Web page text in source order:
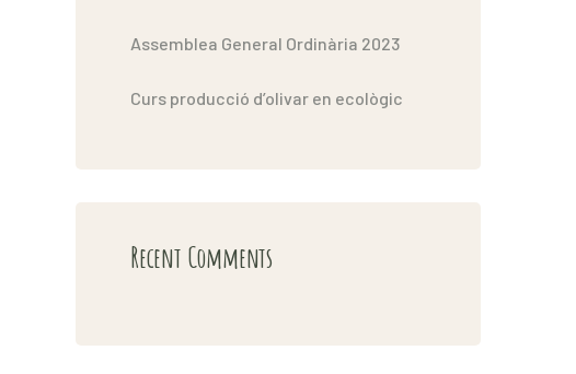
Assemblea General Ordinària 2023
Curs producció d’olivar en ecològic
Recent Comments